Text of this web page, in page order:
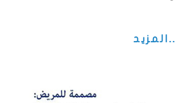
التوعية